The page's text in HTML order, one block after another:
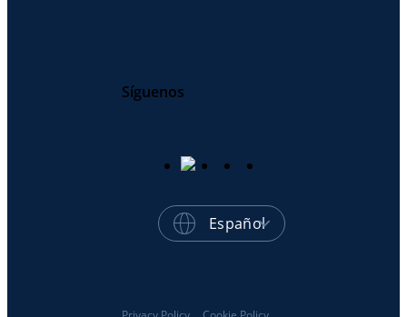
Síguenos
Español